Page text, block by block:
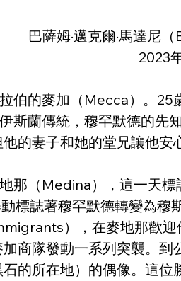
巴薩姆·邁克爾·馬達尼
2023
伯的麥加（Mecca）。
斯蘭傳統，穆罕默德的
的妻子和她的堂兄讓他
那（Medina），這一天
誌著穆罕默德轉變為穆
），在麥地那歡
商隊發動一系列突襲。
的所在地）的偶像。這